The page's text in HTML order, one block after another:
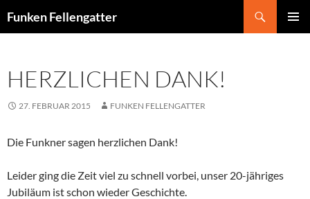
Inhalt
Funken Fellengatter
HERZLICHEN DANK!
27. FEBRUAR 2015 FUNKEN FELLENGATTER
Die Funkner sagen herzlichen Dank!
Leider ging die Zeit viel zu schnell vorbei, unser 20-jähriges
Jubiläum ist schon wieder Geschichte.